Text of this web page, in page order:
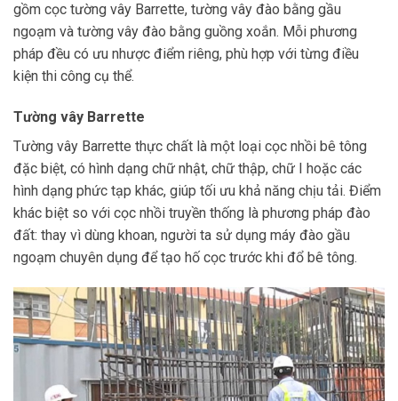
gồm cọc tường vây Barrette, tường vây đào bằng gầu
ngoạm và tường vây đào bằng guồng xoắn. Mỗi phương
pháp đều có ưu nhược điểm riêng, phù hợp với từng điều
kiện thi công cụ thể.
Tường vây Barrette
Tường vây Barrette thực chất là một loại cọc nhồi bê tông
đặc biệt, có hình dạng chữ nhật, chữ thập, chữ I hoặc các
hình dạng phức tạp khác, giúp tối ưu khả năng chịu tải. Điểm
khác biệt so với cọc nhồi truyền thống là phương pháp đào
đất: thay vì dùng khoan, người ta sử dụng máy đào gầu
ngoạm chuyên dụng để tạo hố cọc trước khi đổ bê tông.